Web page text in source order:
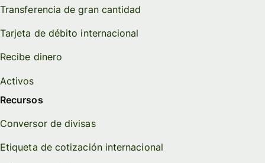
Transferencia de gran cantidad
Tarjeta de débito internacional
Recibe dinero
Activos
Recursos
Conversor de divisas
Etiqueta de cotización internacional